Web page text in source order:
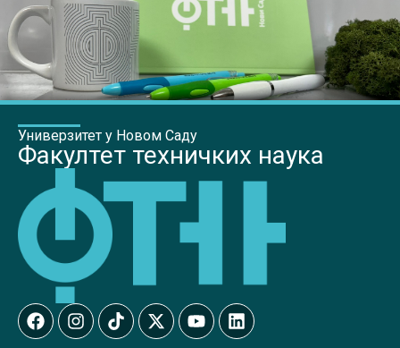
Универзитет у Новом Саду
Факултет техничких наука